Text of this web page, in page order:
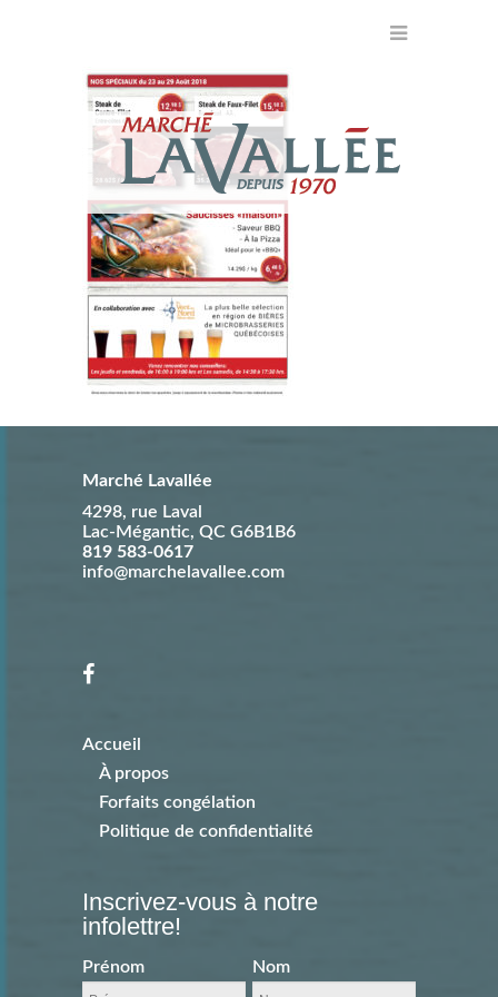
Marché Lavallée
4298, rue Laval
Lac-Mégantic, QC G6B1B6
819 583-0617
info@marchelavallee.com
Accueil
À propos
Forfaits congélation
Politique de confidentialité
Inscrivez-vous à notre
infolettre!
Prénom Nom